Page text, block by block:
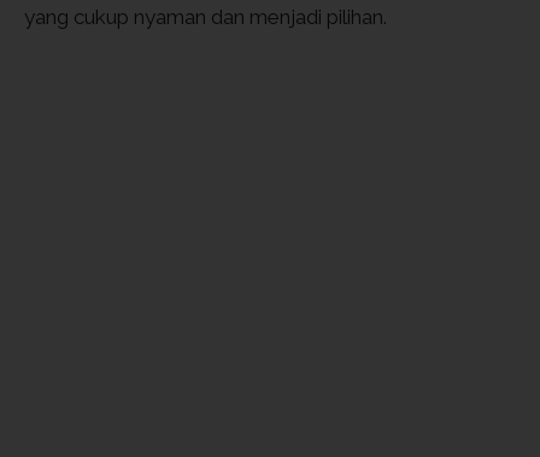
yang cukup nyaman dan menjadi pilihan.